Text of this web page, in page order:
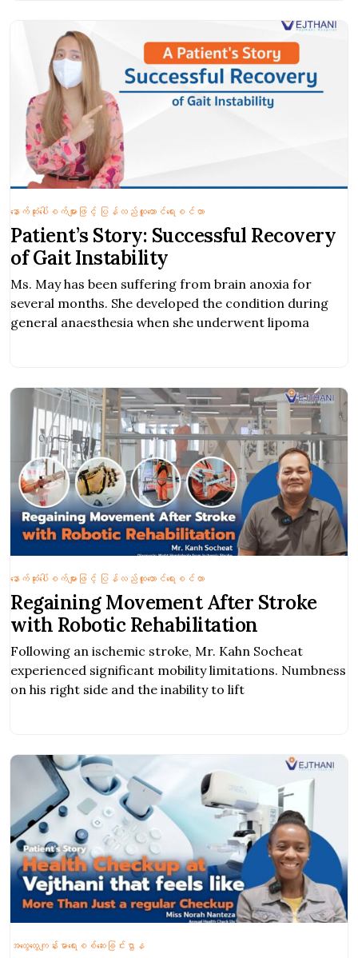
Patient’s Story: Successful Recovery
of Gait Instability
Ms. May has been suffering from brain anoxia for
several months. She developed the condition during
general anaesthesia when she underwent lipoma
နောက်ဆုံးပေါ်စက်များဖြင့် ပြန်လည်ထူထောင်ရေးစင်တာ
Regaining Movement After Stroke
with Robotic Rehabilitation
Following an ischemic stroke, Mr. Kahn Socheat
experienced significant mobility limitations. Numbness
on his right side and the inability to lift
နောက်ဆုံးပေါ်စက်များဖြင့် ပြန်လည်ထူထောင်ရေးစင်တာ
အထွေထွေကျန်းမာရေးစစ်ဆေးခြင်းဌာန